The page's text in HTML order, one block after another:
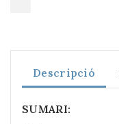
Descripció
SUMARI: